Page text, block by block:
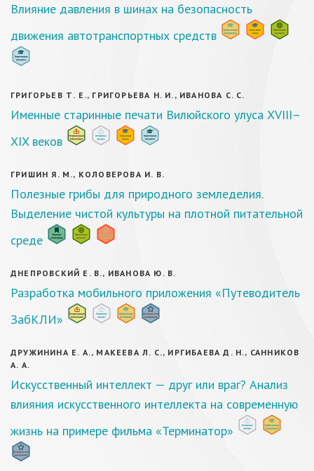
Влияние давления в шинах на безопасность
движения автотранспортных средств
ГРИГОРЬЕВ Т. Е., ГРИГОРЬЕВА Н. И., ИВАНОВА С. С.
Именные старинные печати Вилюйского улуса XVIII–
XIX веков
ГРИШИН Я. М., КОЛОВЕРОВА И. В.
Полезные грибы для природного земледелия.
Выделение чистой культуры на плотной питательной
среде
ДНЕПРОВСКИЙ Е. В., ИВАНОВА Ю. В.
Разработка мобильного приложения «Путеводитель
ЗабКЛИ»
ДРУЖИНИНА Е. А., МАКЕЕВА Л. С., ИРГИБАЕВА Д. Н., САННИКОВ
А. А.
Искусственный интеллект — друг или враг? Анализ
влияния искусственного интеллекта на современную
жизнь на примере фильма «Терминатор»